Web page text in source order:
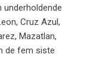
underholdende
Cruz Azul,
Mazatlan,
de fem siste